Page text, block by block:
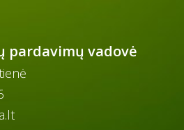
pardavimų vadovė